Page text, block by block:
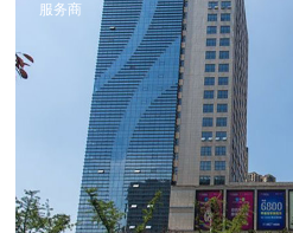
服务商